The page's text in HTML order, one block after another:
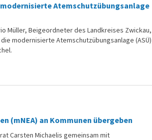
Atemschutzübungsanlage
Müller, Beigeordneter des Landkreises Zwickau,
modernisierte Atemschutzübungsanlage (ASÜ)
(mNEA) an Kommunen übergeben
Carsten Michaelis gemeinsam mit